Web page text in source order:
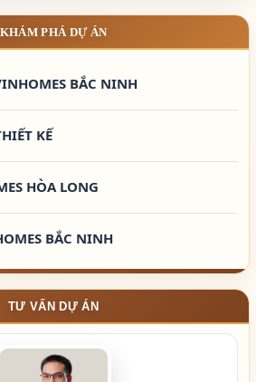
KHÁM PHÁ DỰ ÁN
BẮC NINH
KẾ
HÒA LONG
BẮC NINH
TƯ VẤN DỰ ÁN